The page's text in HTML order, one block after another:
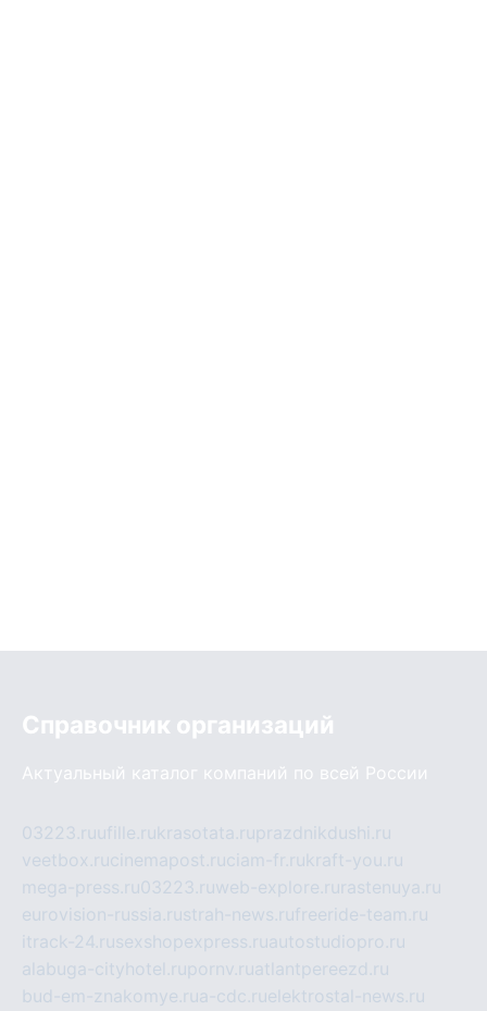
Справочник организаций
Актуальный каталог компаний по всей России
03223.ruufille.rukrasotata.ruprazdnikdushi.ru
veetbox.rucinemapost.ruciam-fr.rukraft-you.ru
mega-press.ru03223.ruweb-explore.ru rastenuya.ru
eurovision-russia.rustrah-news.rufreeride-team.ru
itrack-24.rusexshopexpress.ruautostudiopro.ru
alabuga-cityhotel.rupornv.ruatlantpereezd.ru
bud-em-znakomye.rua-cdc.ruelektrostal-news.ru